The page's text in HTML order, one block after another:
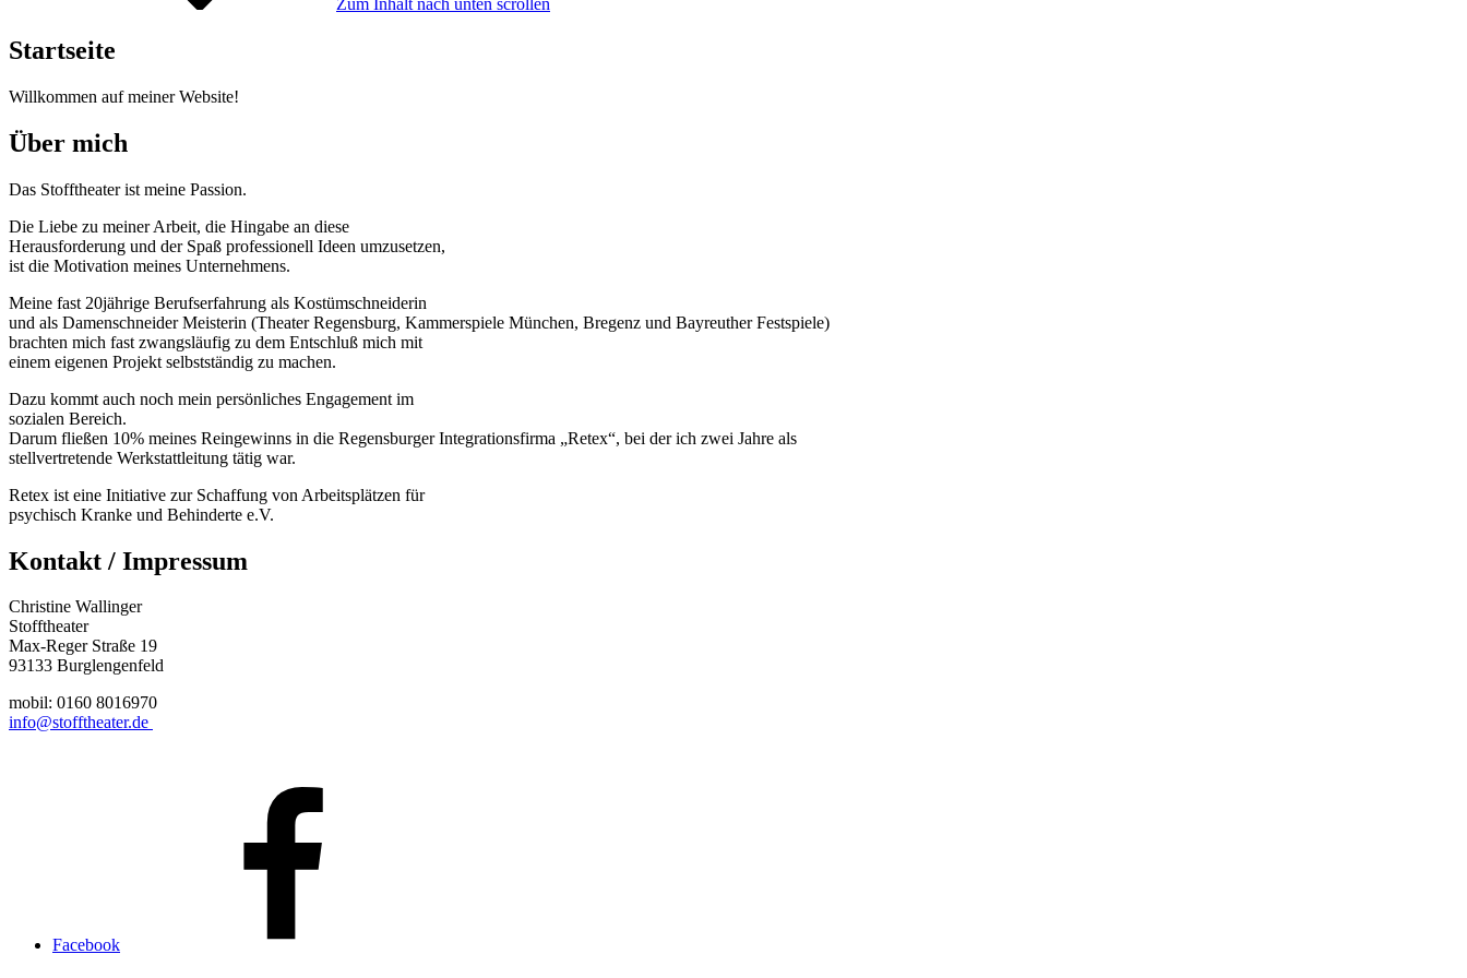
Zum Inhalt nach unten scrollen
Startseite
Willkommen auf meiner Website!
Über mich
Das Stofftheater ist meine Passion.
Die Liebe zu meiner Arbeit, die Hingabe an diese
Herausforderung und der Spaß professionell Ideen umzusetzen,
ist die Motivation meines Unternehmens.
Meine fast 20jährige Berufserfahrung als Kostümschneiderin
und als Damenschneider Meisterin (Theater Regensburg, Kammerspiele München, Bregenz und Bayreuther Festspiele)
brachten mich fast zwangsläufig zu dem Entschluß mich mit
einem eigenen Projekt selbstständig zu machen.
Dazu kommt auch noch mein persönliches Engagement im
sozialen Bereich.
Darum fließen 10% meines Reingewinns in die Regensburger Integrationsfirma „Retex“, bei der ich zwei Jahre als
stellvertretende Werkstattleitung tätig war.
Retex ist eine Initiative zur Schaffung von Arbeitsplätzen für
psychisch Kranke und Behinderte e.V.
Kontakt / Impressum
Christine Wallinger
Stofftheater
Max-Reger Straße 19
93133 Burglengenfeld
mobil: 0160 8016970
info@stofftheater.de
Facebook